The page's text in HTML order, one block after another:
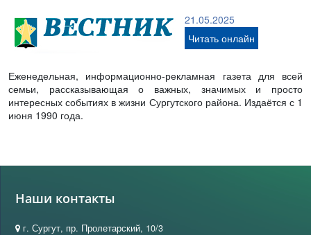
21.05.2025
Читать онлайн
Еженедельная, информационно-рекламная газета для всей
семьи, рассказывающая о важных, значимых и просто
интересных событиях в жизни Сургутского района. Издаётся с 1
июня 1990 года.
Наши контакты
г. Сургут, пр. Пролетарский, 10/3